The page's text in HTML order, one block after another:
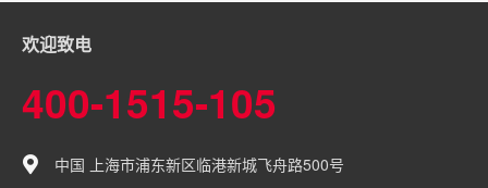
欢迎致电
400-1515-105
中国 上海市浦东新区临港新城飞舟路500号